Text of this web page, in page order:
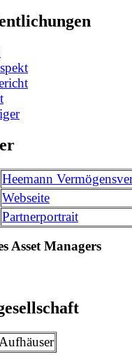
Heemann
Webseite
Partnerportrait
Asset Managers